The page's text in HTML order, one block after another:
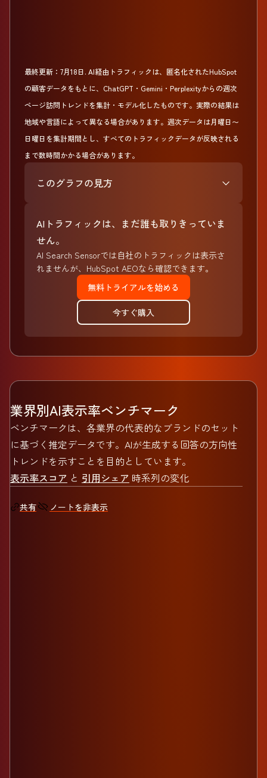
最終更新： 7月18日. AI経由トラフィックは、匿名化されたHubSpot
の顧客データをもとに、ChatGPT・Gemini・Perplexityからの週次
ページ訪問トレンドを集計・モデル化したものです。実際の結果は
地域や言語によって異なる場合があります。週次データは月曜日〜
日曜日を集計期間とし、すべてのトラフィックデータが反映される
まで数時間かかる場合があります。
このグラフの見方
AIトラフィックは、まだ誰も取りきっていま
せん。
AI Search Sensorでは自社のトラフィックは表示さ
れませんが、HubSpot AEOなら確認できます。
無料トライアルを始める
今すぐ購入
業界別AI表示率ベンチマーク
ベンチマークは、各業界の代表的なブランドのセット
に基づく推定データです。AIが生成する回答の方向性
トレンドを示すことを目的としています。
表示率スコア と 引用シェア 時系列の変化
共有 ノートを非表示